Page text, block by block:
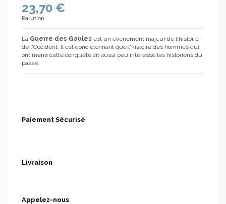
(5 avis)
23,70 €
Parution
La Guerre des Gaules est un événement majeur de l'histoire
de l'Occident. Il est donc étonnant que l'histoire des hommes qui
ont mené cette conquête ait aussi peu intéressé les historiens du
passé.
Paiement Sécurisé
Livraison
Appelez-nous